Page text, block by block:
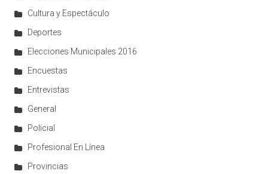
Cultura y Espectáculo
Deportes
Elecciones Municipales 2016
Encuestas
Entrevistas
General
Policial
Profesional En Línea
Provincias